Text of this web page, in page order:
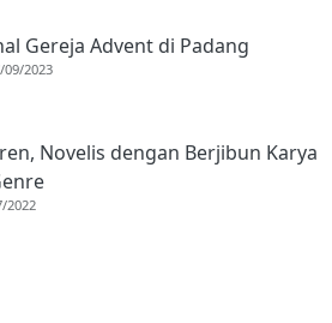
Gereja Advent di Padang
2023
Novelis dengan Berjibun Karya
2022